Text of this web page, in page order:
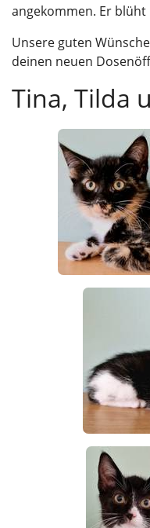
angekommen. Er
Unsere guten
deinen neuen
Tina, Tilda